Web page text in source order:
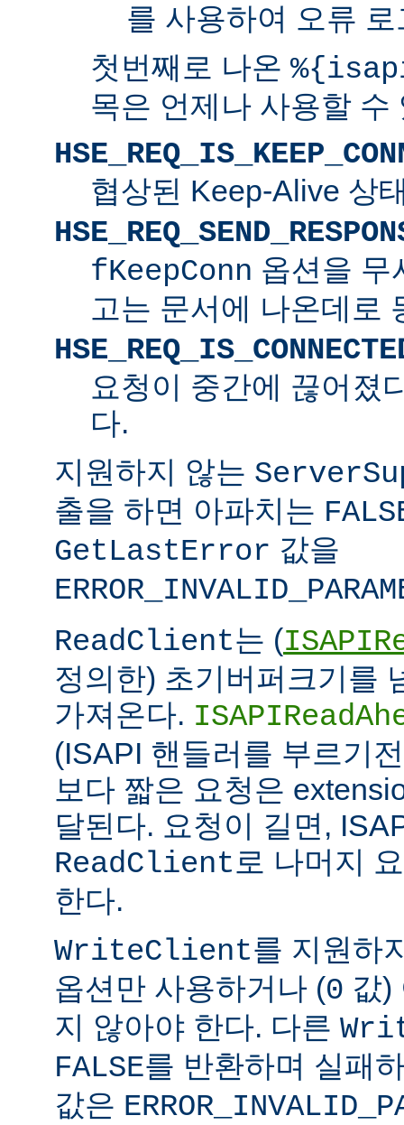
를 사용하여 오류 로
첫번째로 나온
목은 언제나 사용할 수
협상된 Keep-Alive 상
fKeepConn 옵션을 무
고는 문서에 나온데로
요청이 중간에 끊어졌
다.
지원하지 않는
출을 하면 아파치는
GetLastError 값을
ReadClient는 (
정의한) 초기버퍼크기를
가져온다.
(ISAPI 핸들러를 부르기
보다 짧은 요청은
달된다. 요청이 길면,
ReadClient 로 나머지
한다.
WriteClient를 지원하
옵션만 사용하거나 (0 값)
지 않아야 한다. 다른
FALSE를 반환하며 실패
값은